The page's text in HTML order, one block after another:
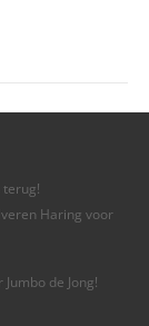
Haring voor
de Jong!